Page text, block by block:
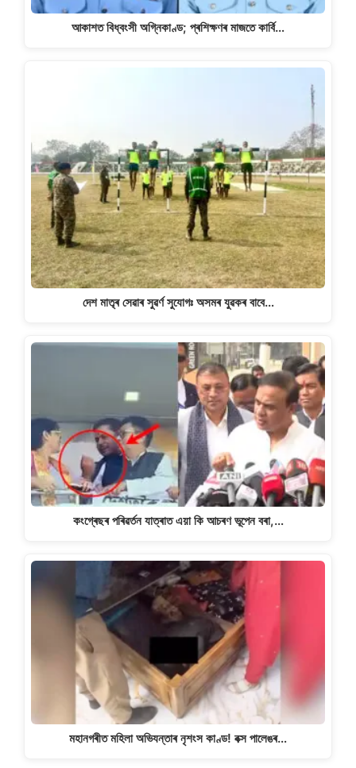
আকাশত বিধ্বংসী অগ্নিকাণ্ড; প্ৰশিক্ষণৰ মাজতে কাৰ্বি…
দেশ মাতৃৰ সেৱাৰ সুৱৰ্ণ সুযোগঃ অসমৰ যুৱকৰ বাবে…
কংগ্ৰেছৰ পৰিৱৰ্তন যাত্ৰাত এয়া কি আচৰণ ভূপেন বৰা,…
মহানগৰীত মহিলা অভিযন্তাৰ নৃশংস কাণ্ড! বক্স পালেঙৰ…